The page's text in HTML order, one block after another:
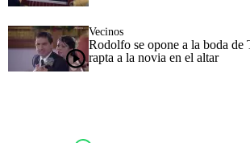
Vecinos
Rodolfo se opone a la boda de
rapta a la novia en el altar